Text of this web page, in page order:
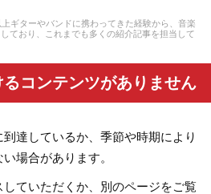
ギターやバンドに携わってきた経験から、音楽
ており、これまでも多くの紹介記事を担当して
にしています。2018年からフリーランスライタ
Webライティング実務士を取得しており、また
も動画編集を勉強しています。プライベートでは
コンテンツがありません
達しているか、季節や時期により
場合があります。
ていただくか、別のページをご覧